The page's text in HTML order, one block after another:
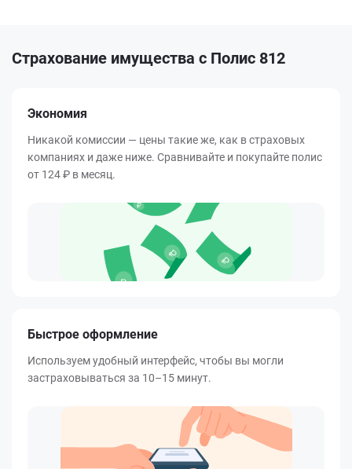
Страхование имущества с Полис 812
Экономия
Никакой комиссии — цены такие же, как в страховых
компаниях и даже ниже. Сравнивайте и покупайте полис
от 124 ₽ в месяц.
Быстрое оформление
Используем удобный интерфейс, чтобы вы могли
застраховываться за 10–15 минут.